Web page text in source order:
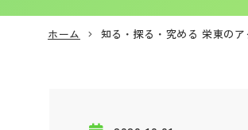
ホーム 知る・探る・究める 栄東の